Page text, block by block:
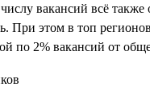
вакансий всё также
При этом в топ
по 2% вакансий от